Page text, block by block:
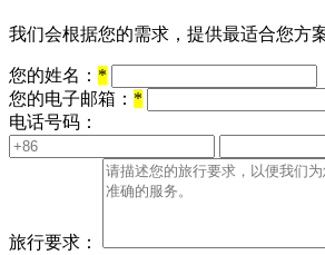
我们会根据您的需求，提供最适合您方
您的姓名： *
您的电子邮箱： *
电话号码：
旅行要求：